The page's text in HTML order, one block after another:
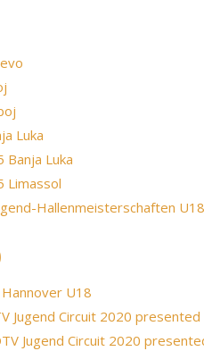
Luka
Banja Luka
Limassol
Hallenmeisterschaften U18
U18
Jugend Circuit 2020
Jugend Circuit 2020